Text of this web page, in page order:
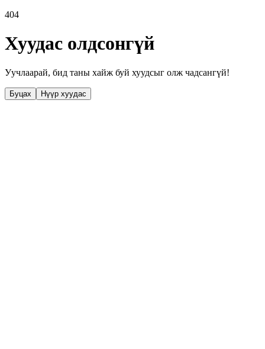
404
Хуудас олдсонгүй
Уучлаарай, бид таны хайж буй хуудсыг олж чадсангүй!
Буцах Нүүр хуудас